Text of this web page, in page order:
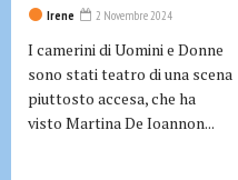
Irene 2 Novembre 2024
I camerini di Uomini e Donne
sono stati teatro di una scena
piuttosto accesa, che ha
visto Martina De Ioannon...